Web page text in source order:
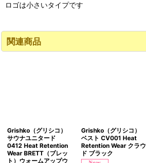
ロゴは小さいタイプです
関連商品
Grishko（グリシコ）
サウナユニタード
0412 Heat Retention
Wear BRETT（ブレッ
ト）ウォームアップウ
Grishko（グリシコ）
ベスト CV001 Heat
Retention Wear クラウ
ド ブラック